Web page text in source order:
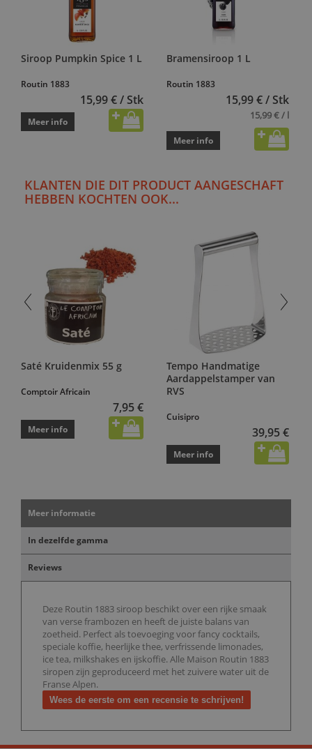
Siroop Pumpkin Spice 1 L
Routin 1883
15,99 € / Stk
Meer info
Bramensiroop 1 L
Routin 1883
15,99 € / Stk
15,99 € / l
Meer info
KLANTEN DIE DIT PRODUCT AANGESCHAFT
HEBBEN KOCHTEN OOK...
Saté Kruidenmix 55 g
Comptoir Africain
7,95 €
Meer info
Tempo Handmatige
Aardappelstamper van
RVS
Cuisipro
39,95 €
Meer info
Meer informatie
In dezelfde gamma
Reviews
Deze Routin 1883 siroop beschikt over een rijke smaak
van verse frambozen en heeft de juiste balans van
zoetheid. Perfect als toevoeging voor fancy cocktails,
speciale koffie, heerlijke thee, verfrissende limonades,
ice tea, milkshakes en ijskoffie. Alle Maison Routin 1883
siropen zijn geproduceerd met het zuivere water uit de
Franse Alpen.
Wees de eerste om een recensie te schrijven!